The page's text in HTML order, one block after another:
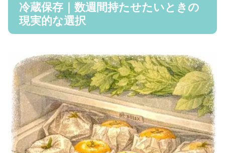
冷蔵保存｜数週間持たせたいときの
現実的な選択